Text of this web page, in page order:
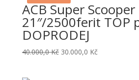
ACB Super Scooper
21″/2500ferit TOP
DOPRODEJ
40.000,0Kč Původní
30.000,0 KčAktuální